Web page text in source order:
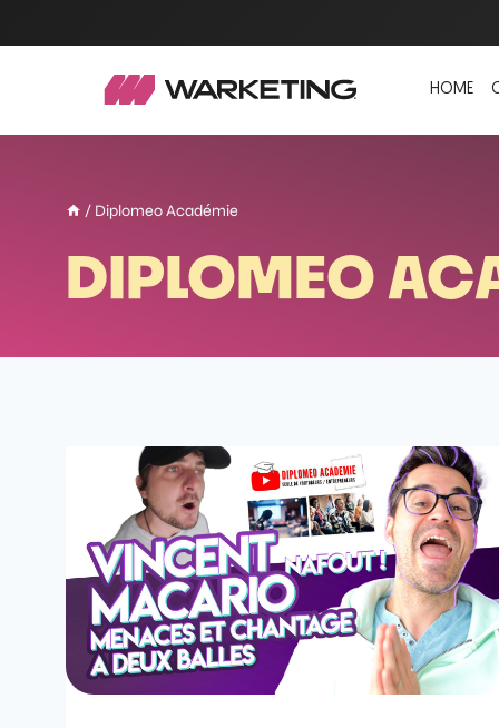
HOME
/ Diplomeo Académie
DIPLOMEO